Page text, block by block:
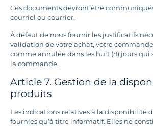
Ces documents devront être communiqués
courriel ou courrier.
À défaut de nous fournir les justificatifs
validation de votre achat, votre
comme annulée dans les huit (8) jours qui
la commande.
Article 7. Gestion de la
produits
Les indications relatives à la disponibilité
fournies qu’à titre informatif. Elles ne